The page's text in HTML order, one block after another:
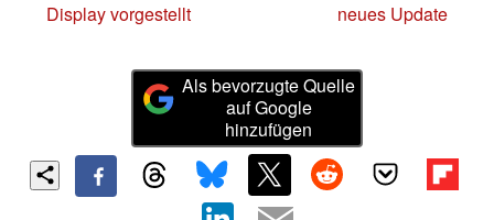
Display vorgestellt
neues Update
Als bevorzugte Quelle
auf Google
hinzufügen